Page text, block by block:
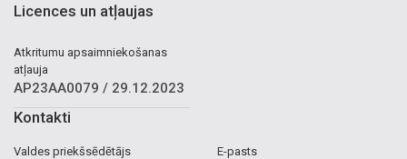
Licences un atļaujas
Atkritumu apsaimniekošanas
atļauja
AP23AA0079 / 29.12.2023
Kontakti
Valdes priekšsēdētājs E-pasts